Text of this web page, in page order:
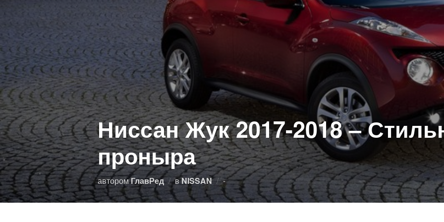
Ниссан Жук 2017-2018 –
проныра
авторомГлавРед вNISSAN -Опубликовано